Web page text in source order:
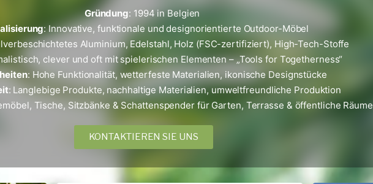
Gründung: 1994 in Belgien
: Innovative, funktionale und designorientierte Outdoor-Möbel
Aluminium, Edelstahl, Holz (FSC-zertifiziert), High-Tech-Stoffe
clever und oft mit spielerischen Elementen – „Tools for Togetherness“
: Hohe Funktionalität, wetterfeste Materialien, ikonische Designstücke
: Langlebige Produkte, nachhaltige Materialien, umweltfreundliche Produktion
Tische, Sitzbänke & Schattenspender für Garten, Terrasse & öffentliche Räume
KONTAKTIEREN SIE UNS